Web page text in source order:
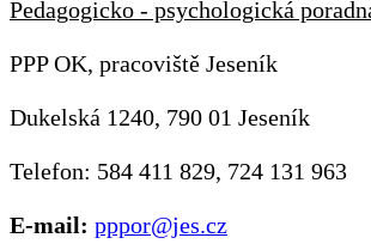
Pedagogicko - psychologická
PPP OK, pracoviště Jeseník
Dukelská 1240, 790 01 Jeseník
Telefon: 584 411 829, 724 131 963
E-mail: pppor@jes.cz